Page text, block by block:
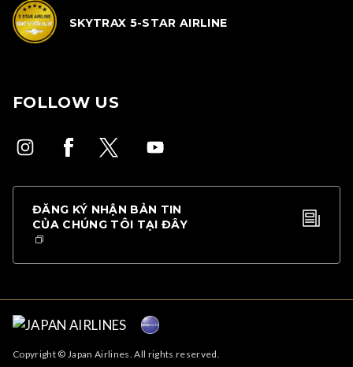
SKYTRAX 5-STAR AIRLINE
FOLLOW US
ĐĂNG KÝ NHẬN BẢN TIN
CỦA CHÚNG TÔI TẠI ĐÂY
Copyright © Japan Airlines. All rights reserved.